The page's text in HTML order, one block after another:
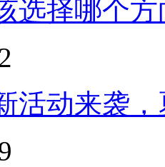
选择哪个方
活动来袭，